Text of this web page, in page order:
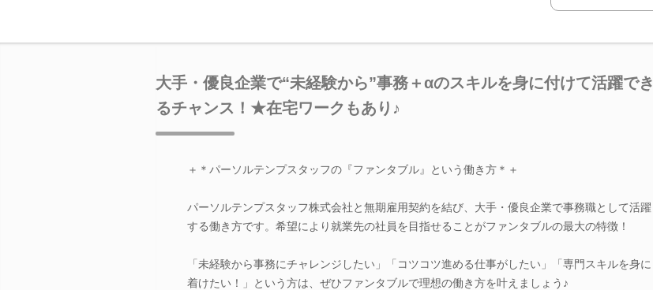
大手・優良企業で“未経験から”事務＋αのスキルを身に付けて活躍でき
るチャンス！★在宅ワークもあり♪
＋＊パーソルテンプスタッフの『ファンタブル』という働き方＊＋
パーソルテンプスタッフ株式会社と無期雇用契約を結び、大手・優良企業で事務職として活躍
する働き方です。希望により就業先の社員を目指せることがファンタブルの最大の特徴！
「未経験から事務にチャレンジしたい」「コツコツ進める仕事がしたい」「専門スキルを身に
着けたい！」という方は、ぜひファンタブルで理想の働き方を叶えましょう♪